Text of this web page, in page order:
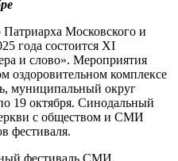
Московского и
года состоится XI
и слово». Мероприятия
оздоровительном комплексе
муниципальный округ
19 октября. Синодальный
с обществом и СМИ
фестиваля.
фестиваль СМИ,